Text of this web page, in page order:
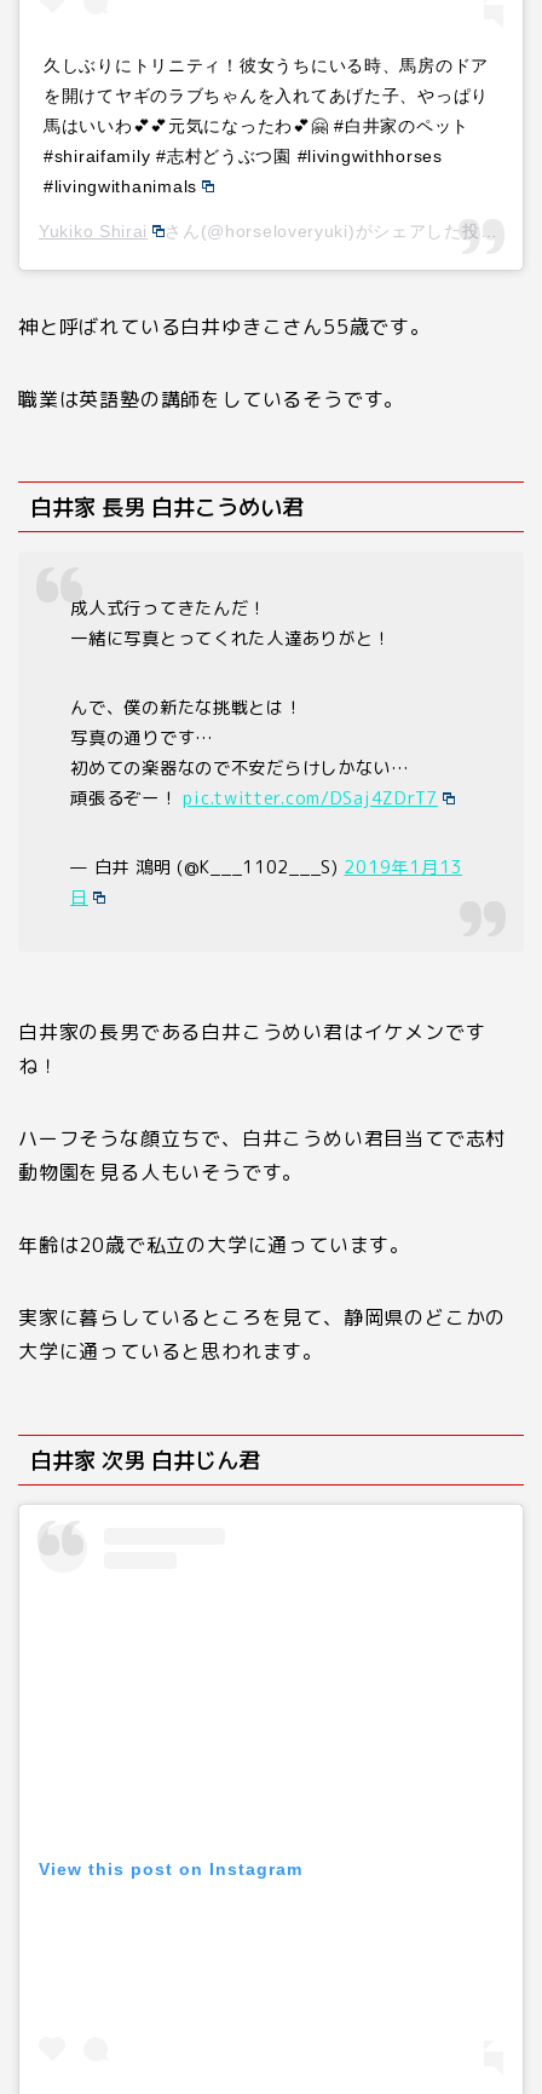
久しぶりにトリニティ！彼女うちにいる時、馬房のドア
を開けてヤギのラブちゃんを入れてあげた子、やっぱり
馬はいいわ💕💕元気になったわ💕🤗 #白井家のペット
#shiraifamily #志村どうぶつ園 #livingwithhorses
#livingwithanimals
Yukiko Shirai さん(@horseloveryuki)がシェアした投稿 –
神と呼ばれている白井ゆきこさん55歳です。
職業は英語塾の講師をしているそうです。
白井家 長男 白井こうめい君
成人式行ってきたんだ！
一緒に写真とってくれた人達ありがと！
んで、僕の新たな挑戦とは！
写真の通りです…
初めての楽器なので不安だらけしかない…
頑張るぞー！pic.twitter.com/DSaj4ZDrT7
— 白井 鴻明 (@K___1102___S) 2019年1月13
日
白井家の長男である白井こうめい君はイケメンです
ね！
ハーフそうな顔立ちで、白井こうめい君目当てで志村
動物園を見る人もいそうです。
年齢は20歳で私立の大学に通っています。
実家に暮らしているところを見て、静岡県のどこかの
大学に通っていると思われます。
白井家 次男 白井じん君
View this post on Instagram